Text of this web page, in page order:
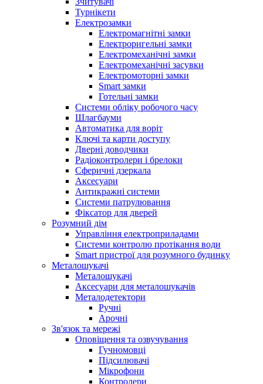
Турнікети
Електрозамки
Електромагнітні замки
Електроригельні замки
Електромеханічні замки
Електромеханічні засувки
Електромоторні замки
Smart замки
Готельні замки
Системи обліку робочого часу
Шлагбауми
Автоматика для воріт
Ключі та карти доступу
Дверні доводчики
Радіоконтролери і брелоки
Сферичні дзеркала
Аксесуари
Антикражні системи
Системи патрулювання
Фіксатор для дверей
Розумний дім
Управління електроприладами
Системи контролю протікання води
Smart пристрої для розумного будинку
Металошукачі
Металошукачі
Аксесуари для металошукачів
Металодетектори
Ручні
Арочні
Зв'язок та мережі
Оповіщення та озвучування
Гучномовці
Підсилювачі
Мікрофони
Контролери